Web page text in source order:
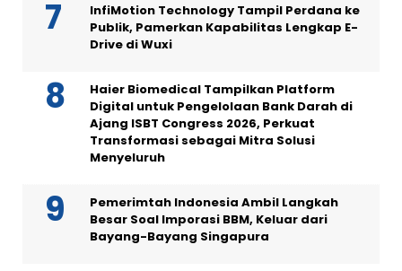
InfiMotion Technology Tampil Perdana ke
Publik, Pamerkan Kapabilitas Lengkap E-
Drive di Wuxi
Haier Biomedical Tampilkan Platform
Digital untuk Pengelolaan Bank Darah di
Ajang ISBT Congress 2026, Perkuat
Transformasi sebagai Mitra Solusi
Menyeluruh
Pemerimtah Indonesia Ambil Langkah
Besar Soal Imporasi BBM, Keluar dari
Bayang-Bayang Singapura